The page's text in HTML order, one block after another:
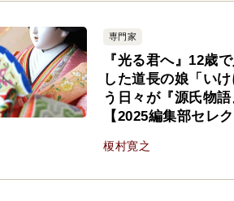
専門家
『光る君へ』12歳
した道長の娘「い
う日々が『源氏物
【2025編集部セレ
榎村寛之